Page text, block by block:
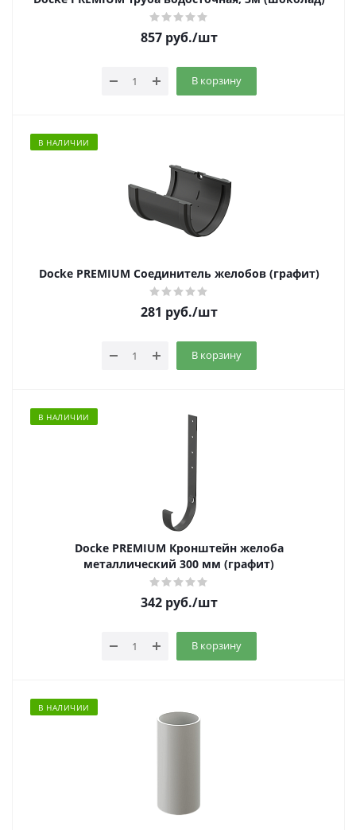
857руб./шт
В корзину
В НАЛИЧИИ
Docke PREMIUM Соединитель желобов (графит)
281 руб./шт
В корзину
В НАЛИЧИИ
Docke PREMIUM Кронштейн желоба
металлический 300 мм (графит)
342руб./шт
В корзину
В НАЛИЧИИ